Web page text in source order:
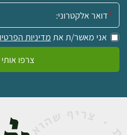
אימייל:
אני מאשר/ת את מדיניות
צרפו אותי